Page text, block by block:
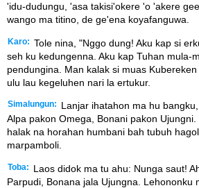
'idu-dudungu, 'asa takisi'okere 'o 'akere
wango ma titino, de ge'ena koyafanguwa.
Karo: Tole nina, "Nggo dung! Aku kap si
seh ku kedungenna. Aku kap Tuhan mula-
pendungina. Man kalak si muas
ulu lau kegeluhen nari la ertukur.
Simalungun:
Lanjar ihatahon ma hu
Alpa pakon Omega, Bonani pakon
halak na horahan humbani bah tubuh
marpamboli.
Toba:
Laos didok ma tu ahu: Nunga saut!
Parpudi, Bonana jala Ujungna. Lehononku